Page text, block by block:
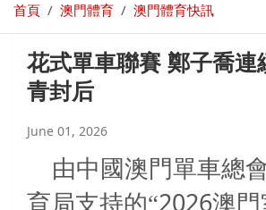
首頁 澳門體育 澳門體育快訊
花式單車聯賽 鄭子喬連
青封后
June 01, 2026
由中國澳門單車總
育局支持的“2026澳